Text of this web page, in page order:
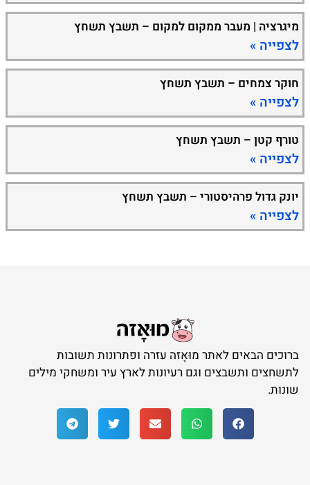
מיגרציה | מעבר ממקום למקום – תשבץ תשחץ
לצפייה »
חוקר צמחים – תשבץ תשחץ
לצפייה »
טורף קטן – תשבץ תשחץ
לצפייה »
יונק גדול פרהיסטורי – תשבץ תשחץ
לצפייה »
ברוכים הבאים לאתר מוּאָזה עזרה ופתרונות תשובות
לתשחצים ותשבצים וגם רעיונות לארץ עיר ומשחקי מילים
שונות.